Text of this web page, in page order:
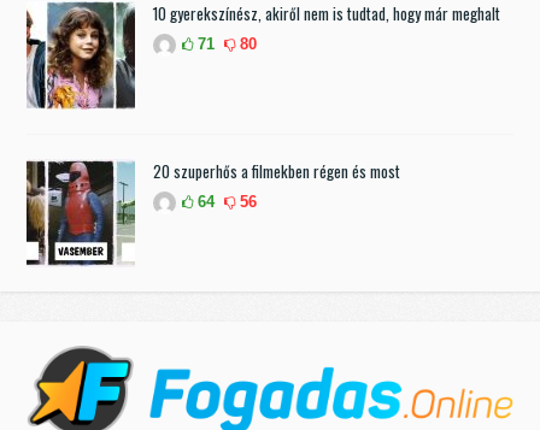
10 gyerekszínész, akiről nem is tudtad, hogy már meghalt
71 80
20 szuperhős a filmekben régen és most
64 56